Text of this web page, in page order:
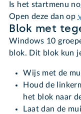
Is het startmenu
Open deze dan op
Blok met
Windows 10
blok. Dit blok kun
Wijs met de
Houd de
het blok naar
Laat dan de